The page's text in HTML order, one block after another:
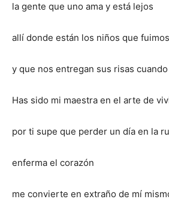
la gente que uno ama y está lejos
allí donde están los niños que fuimos
y que nos entregan sus risas
Has sido mi maestra en el arte de
por ti supe que perder un día en la
enferma el corazón
me convierte en extraño de mí